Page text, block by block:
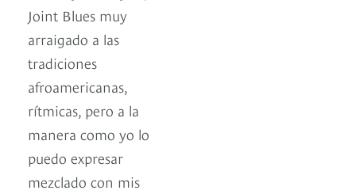
Joint Blues muy
arraigado a las
tradiciones
afroamericanas,
rítmicas, pero a la
manera como yo lo
puedo expresar
mezclado con mis